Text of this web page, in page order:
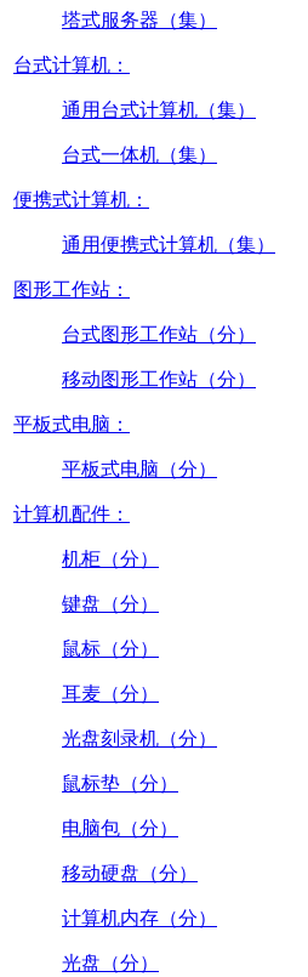
塔式服务器（集）
台式计算机：
通用台式计算机（集）
台式一体机（集）
便携式计算机：
通用便携式计算机（集）
图形工作站：
台式图形工作站（分）
移动图形工作站（分）
平板式电脑：
平板式电脑（分）
计算机配件：
机柜（分）
键盘（分）
鼠标（分）
耳麦（分）
光盘刻录机（分）
鼠标垫（分）
电脑包（分）
移动硬盘（分）
计算机内存（分）
光盘（分）